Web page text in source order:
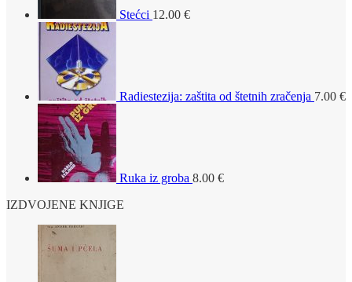
Stećci 12.00 €
Radiestezija: zaštita od štetnih zračenja 7.00 €
Ruka iz groba 8.00 €
IZDVOJENE KNJIGE